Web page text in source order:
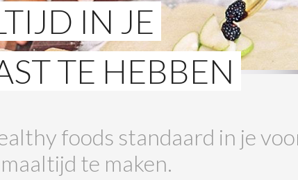
IN JE
TE HEBBEN
foods standaard in je
te maken.